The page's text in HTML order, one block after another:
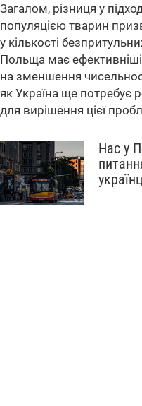
Загалом, різниця у
популяцією тварин
у кількості
Польща має ефективніші
на зменшення
як Україна ще потребує
для вирішення цієї
Нас у